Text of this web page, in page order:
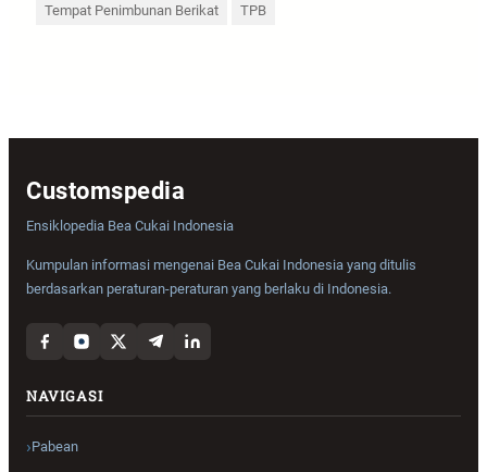
Tempat Penimbunan Berikat
TPB
Customspedia
Ensiklopedia Bea Cukai Indonesia
Kumpulan informasi mengenai Bea Cukai Indonesia yang ditulis
berdasarkan peraturan-peraturan yang berlaku di Indonesia.
NAVIGASI
Pabean